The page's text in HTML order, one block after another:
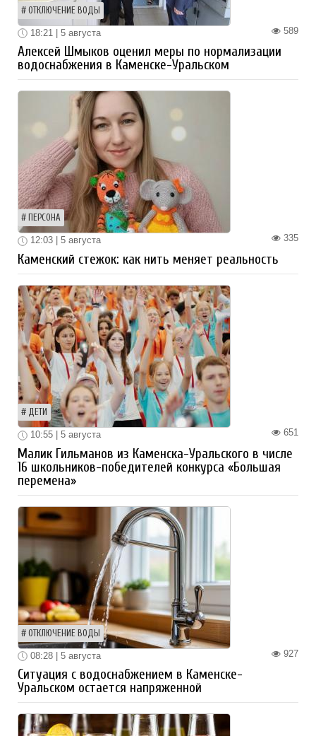
ОТКЛЮЧЕНИЕ ВОДЫ
589
18:21 | 5 августа
Алексей Шмыков оценил меры по нормализации
водоснабжения в Каменске-Уральском
ПЕРСОНА
335
12:03 | 5 августа
Каменский стежок: как нить меняет реальность
ДЕТИ
651
10:55 | 5 августа
Малик Гильманов из Каменска-Уральского в числе
16 школьников-победителей конкурса «Большая
перемена»
ОТКЛЮЧЕНИЕ ВОДЫ
927
08:28 | 5 августа
Ситуация с водоснабжением в Каменске-
Уральском остается напряженной